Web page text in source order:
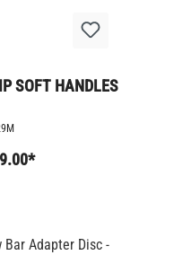
SOFT HANDLES